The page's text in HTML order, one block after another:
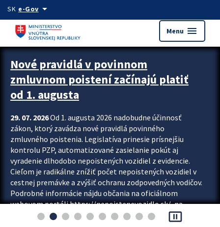
Preskocit na hlavný obsah
SK e-Govarrow_drop_down
Menu menu
Zastavit automatický posun upútavok
Nové pravidlá v povinnom
zmluvnom poistení začínajú platiť
od 1. augusta
29. 07. 2026Od 1. augusta 2026 nadobudne účinnosť
zákon, ktorý zavádza nové pravidlá povinného
zmluvného poistenia. Legislatíva prinesie prísnejšiu
kontrolu PZP, automatizované zasielanie pokút aj
vyradenie dlhodobo nepoistených vozidiel z evidencie.
Cieľom je radikálne znížiť počet nepoistených vozidiel v
cestnej premávke a zvýšiť ochranu zodpovedných vodičov.
Podrobné informácie nájdu občania na oficiálnom
webovom portáli https://nepoistenevozidlo.sk/, na
ktorom od augusta pribudne aj možnosť overiť si...
pause_presentation